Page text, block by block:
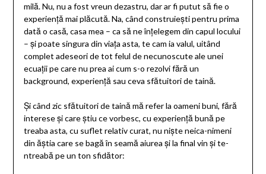
milă. Nu, nu a fost vreun dezastru, dar ar fi putut să fie o
experiență mai plăcută. Na, când construiești pentru prima
dată o casă, casa mea – ca să ne înțelegem din capul locului
– și poate singura din viața asta, te cam ia valul, uitând
complet adeseori de tot felul de necunoscute ale unei
ecuații pe care nu prea ai cum s-o rezolvi fără un
background, experiență sau ceva sfătuitori de taină.
Și când zic sfătuitori de taină mă refer la oameni buni, fără
interese și care știu ce vorbesc, cu experiență bună pe
treaba asta, cu suflet relativ curat, nu niște neica-nimeni
din ăștia care se bagă în seamă aiurea și la final vin și te-
ntreabă pe un ton sfidător: